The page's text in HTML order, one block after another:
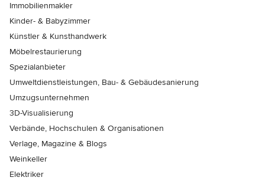
Immobilienmakler
Kinder- & Babyzimmer
Künstler & Kunsthandwerk
Möbelrestaurierung
Spezialanbieter
Umweltdienstleistungen, Bau- & Gebäudesanierung
Umzugsunternehmen
3D-Visualisierung
Verbände, Hochschulen & Organisationen
Verlage, Magazine & Blogs
Weinkeller
Elektriker